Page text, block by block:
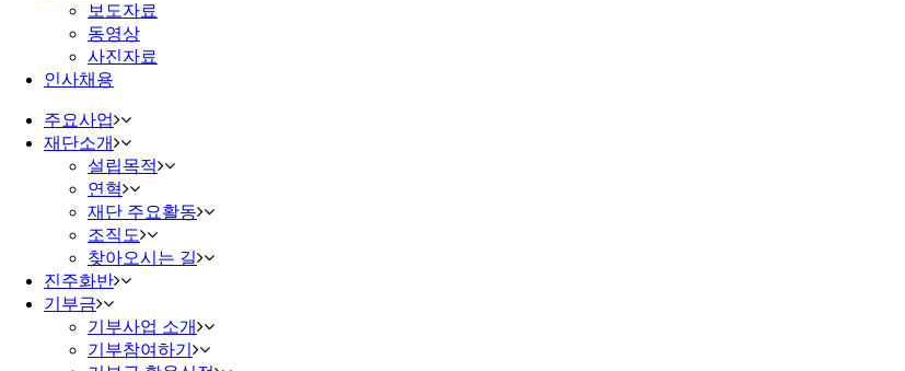
보도자료
동영상
사진자료
인사채용
주요사업
재단소개
설립목적
연혁
재단 주요활동
조직도
찾아오시는 길
진주화반
기부금
기부사업 소개
기부참여하기